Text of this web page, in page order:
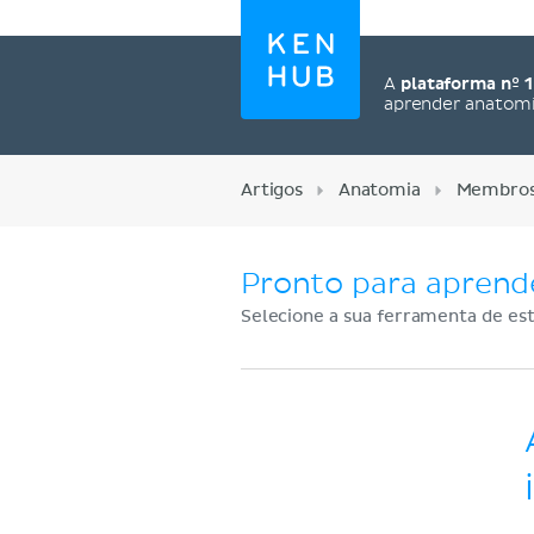
A plataforma nº 1
aprender
Artigos Anatomia
Pronto para
Selecione a sua ferramenta de